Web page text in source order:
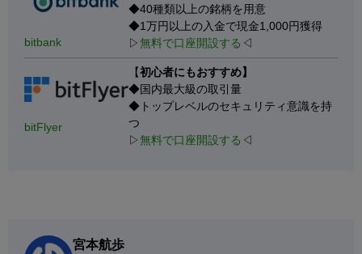
bitbank
◆40種類以上の銘柄を用意
◆1万円以上の入金で現金1,000円獲得
▷無料で口座開設する ◁
bitFlyer
【初心者にもおすすめ】
◆国内最大級の取引量
◆トップレベルのセキュリティ意識を持
つ
▷無料で口座開設する ◁
宮本航歩